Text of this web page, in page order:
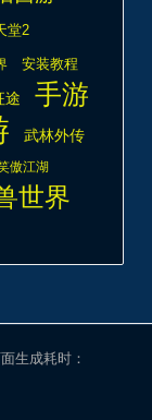
西游
堂2
安装教程
手游
武林外传
傲江湖
生成耗时：